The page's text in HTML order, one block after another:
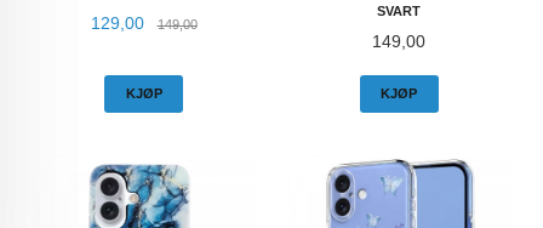
Tilbud
129,00 149,00Rabatt
KJØP
SVART
Pris
149,00
KJØP